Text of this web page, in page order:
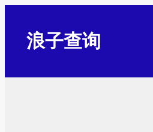
浪子查询